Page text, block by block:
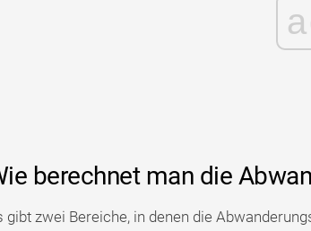
berechnet man die
gibt zwei Bereiche, in denen die